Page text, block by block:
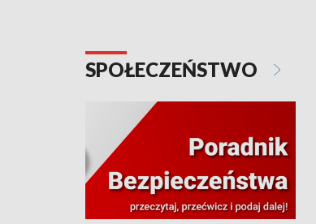
SPOŁECZEŃSTWO